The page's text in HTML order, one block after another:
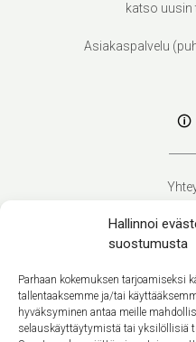
Hallinnoi
suostumusta
Parhaan kokemuksen tarjoamiseksi
tallentaaksemme ja/tai
hyväksyminen antaa meille
selauskäyttäytymistä tai yksilöllisiä
katso uusin
Asiakaspalvelu
🛈
Suomi